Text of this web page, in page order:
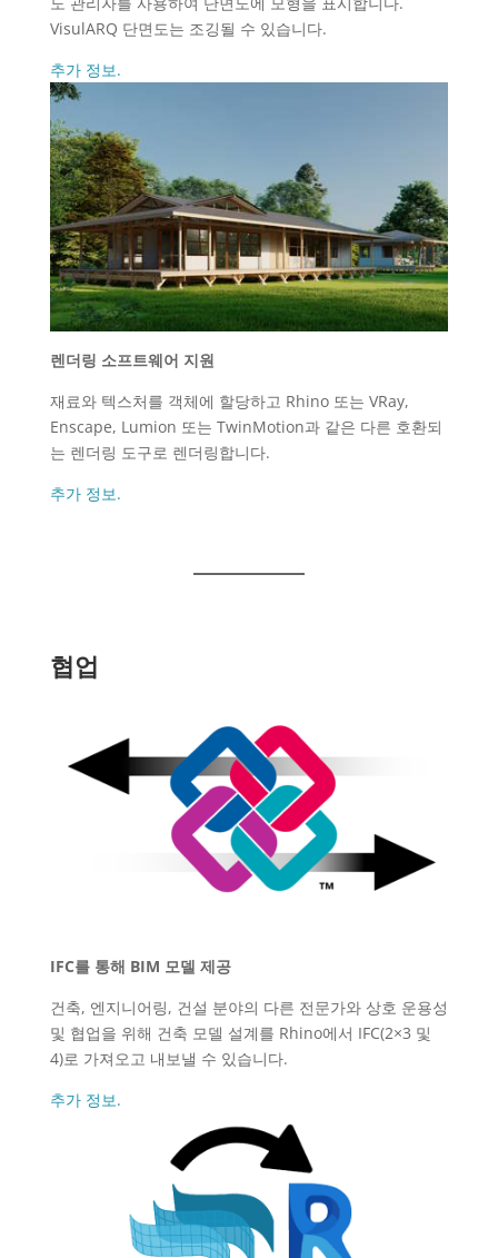
VisulARQ 단면도는 조깅될 수 있습니다.
추가 정보.
렌더링 소프트웨어 지원
재료와 텍스처를 객체에 할당하고 Rhino 또는 VRay,
Enscape, Lumion 또는 TwinMotion과 같은 다른 호환되
는 렌더링 도구로 렌더링합니다.
추가 정보.
협업
IFC를 통해 BIM 모델 제공
건축, 엔지니어링, 건설 분야의 다른 전문가와 상호 운용성
및 협업을 위해 건축 모델 설계를 Rhino에서 IFC(2×3 및
4)로 가져오고 내보낼 수 있습니다.
추가 정보.